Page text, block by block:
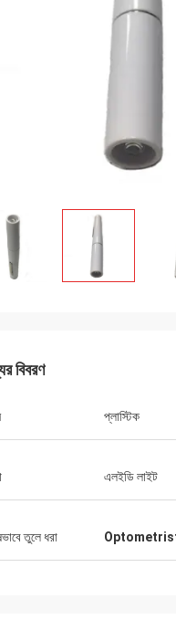
জন্য 10 টিরও বেশি
বিবরণ
প্লাস্টিক
এলইডি লাইট
তুলে ধরা Optometrist